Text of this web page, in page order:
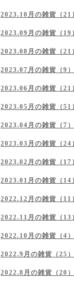
2023.10月の雑貨（21
2023.09月の雑貨（19
2023.08月の雑貨（21
2023.07月の雑貨（9）
2023.06月の雑貨（21
2023.05月の雑貨（51
2023.04月の雑貨（7）
2023.03月の雑貨（24
2023.02月の雑貨（17
2023.01月の雑貨（14
2022.12月の雑貨（11
2022.11月の雑貨（13
2022.10月の雑貨（4）
2022.9月の雑貨（25）
2022.8月の雑貨（20）